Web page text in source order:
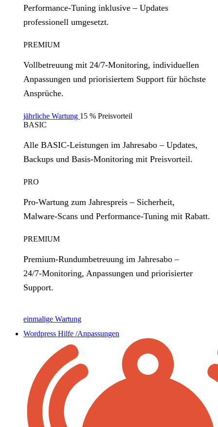
Performance‑Tuning inklusive – Updates
professionell umgesetzt.
PREMIUM
Vollbetreuung mit 24/7‑Monitoring, individuellen
Anpassungen und priorisiertem Support für höchste
Ansprüche.
jährliche Wartung 15 % Preisvorteil
BASIC
Alle BASIC‑Leistungen im Jahresabo – Updates,
Backups und Basis‑Monitoring mit Preisvorteil.
PRO
Pro‑Wartung zum Jahrespreis – Sicherheit,
Malware‑Scans und Performance‑Tuning mit Rabatt.
PREMIUM
Premium‑Rundumbetreuung im Jahresabo –
24/7‑Monitoring, Anpassungen und priorisierter
Support.
einmalige Wartung
Wordpress Hilfe /Anpassungen